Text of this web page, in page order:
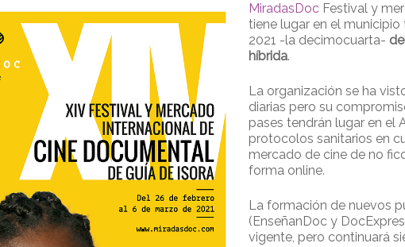
MiradasDoc Festival y
tiene lugar en el
2021 -la decimocuarta-
híbrida.
La organización se ha
diarias pero su
pases tendrán lugar en el
protocolos sanitarios en
mercado de cine de no
forma online.
La formación de nuevos
(EnseñanDoc y
vigente, pero continuará